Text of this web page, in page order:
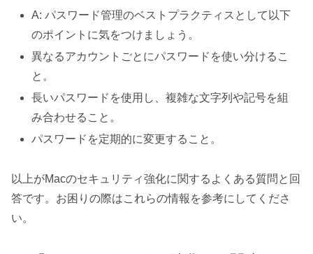
A: パスワード管理のベストプラクティスとして以下
のポイントに気をつけましょう。
異なるアカウントごとにパスワードを使い分けるこ
と。
長いパスワードを使用し、複雑な文字列や記号を組
み合わせること。
パスワードを定期的に変更すること。
以上がMacのセキュリティ強化に関するよくある質問と回
答です。お困りの際はこれらの情報を参考にしてくださ
い。